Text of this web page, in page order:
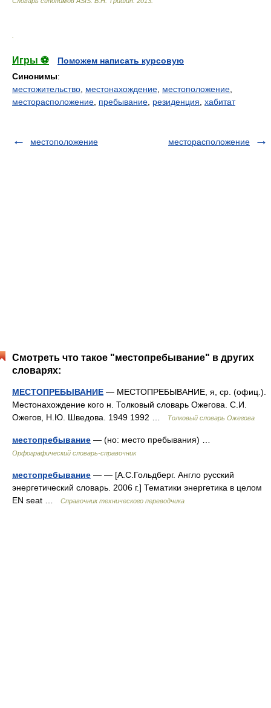
Игры ⚽
Поможем написать курсовую
Синонимы:
местожительство местонахождение местоположение
месторасположение пребывание резиденция хабитат
местоположение месторасположение
Смотреть что такое "местопребывание" в других
словарях:
МЕСТОПРЕБЫВАНИЕ — МЕСТОПРЕБЫВАНИЕ, я, ср. (офиц.).
Местонахождение кого н. Толковый словарь Ожегова. С.И.
Ожегов, Н.Ю. Шведова. 1949 1992 …
Толковый словарь Ожегова
местопребывание — (но: место пребывания) …
Орфографический словарь-справочник
местопребывание — — [А.С.Гольдберг. Англо русский
энергетический словарь. 2006 г.] Тематики энергетика в целом
EN seat …
Справочник технического переводчика